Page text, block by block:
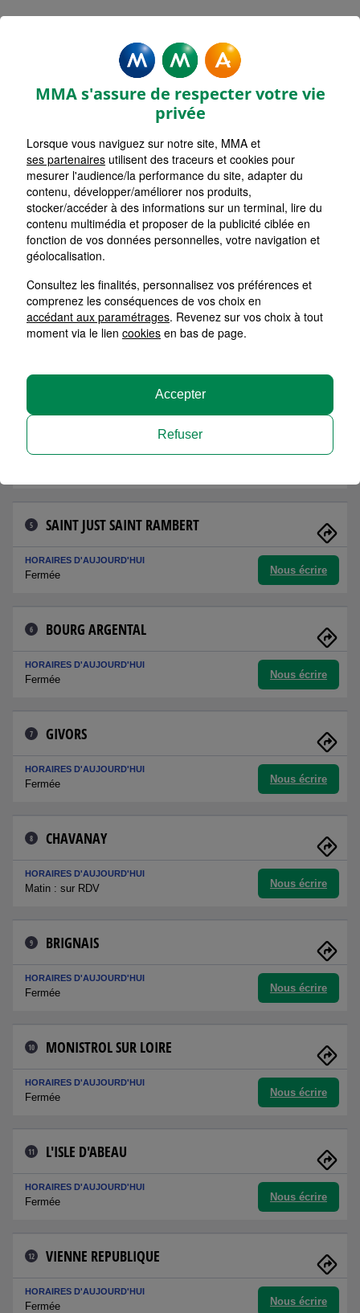
Rechercher une agence par code postal ou ville
Commencez à taper pour voir les suggestions de
Aucune suggestion disponible
LISTE AGENCES
HORAIRES D'AUJOURD'HUI
Fermée
2 SAINT ETIENNE FAURIEL
HORAIRES D'AUJOURD'HUI
Fermée
3 SAINT ETIENNE CHAVANELLE
SAINT ETIENNE BERGSON
HORAIRES D'AUJOURD'HUI
5 SAINT JUST SAINT RAMBERT
HORAIRES D'AUJOURD'HUI
Fermée Nous écrire
6 BOURG ARGENTAL
HORAIRES D'AUJOURD'HUI
Fermée Nous écrire
7 GIVORS
HORAIRES D'AUJOURD'HUI
Fermée Nous écrire
8 CHAVANAY
HORAIRES D'AUJOURD'HUI
Matin : sur RDV Nous écrire
9 BRIGNAIS
HORAIRES D'AUJOURD'HUI
Fermée Nous écrire
10 MONISTROL SUR LOIRE
HORAIRES D'AUJOURD'HUI
Fermée Nous écrire
11 L'ISLE D'ABEAU
HORAIRES D'AUJOURD'HUI
Fermée Nous écrire
12 VIENNE REPUBLIQUE
HORAIRES D'AUJOURD'HUI
Fermée Nous écrire
MMA s'assure de respecter votre vie
privée
Lorsque vous naviguez sur notre site, MMA et
ses partenaires utilisent des traceurs et cookies pour
mesurer l'audience/la performance du site, adapter du
contenu, développer/améliorer nos produits,
stocker/accéder à des informations sur un terminal, lire du
contenu multimédia et proposer de la publicité ciblée en
fonction de vos données personnelles, votre navigation et
géolocalisation.
Consultez les finalités, personnalisez vos préférences et
comprenez les conséquences de vos choix en
accédant aux paramétrages. Revenez sur vos choix à tout
moment via le lien cookies en bas de page.
Refuser
Accepter